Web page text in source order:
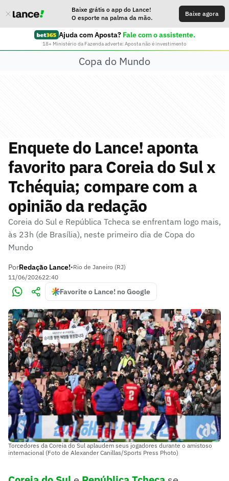
Baixe grátis o app do Lance!
O esporte na palma da mão.
Baixe agora
Ajuda com Aposta? Fale com o assistente.
18+ Ministério da Fazenda adverte: Aposta não é investimento
Copa do Mundo
Enquete do Lance! aponta
favorito para Coreia do Sul x
Tchéquia; compare com a
opinião da redação
Coreia do Sul e República Tcheca se enfrentam logo mais,
às 23h (de Brasília), neste primeiro dia de Copa do
Mundo
PorRedação Lance!•Rio de Janeiro (RJ)
11/06/202622:40
Favorite o Lance! no Google
Torcedores da Coreia do Sul aplaudem seus jogadores durante o amistoso
internacional (Foto de Alexander Canillas/Sports Press Photo)